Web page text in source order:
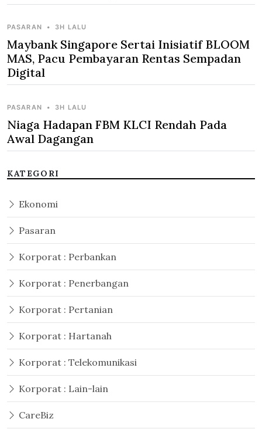
PASARAN • 3H LALU
Maybank Singapore Sertai Inisiatif BLOOM
MAS, Pacu Pembayaran Rentas Sempadan
Digital
PASARAN • 3H LALU
Niaga Hadapan FBM KLCI Rendah Pada
Awal Dagangan
KATEGORI
Ekonomi
Pasaran
Korporat : Perbankan
Korporat : Penerbangan
Korporat : Pertanian
Korporat : Hartanah
Korporat : Telekomunikasi
Korporat : Lain-lain
CareBiz